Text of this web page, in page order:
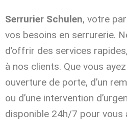
Serrurier Schulen, votre
vos besoins en serrurerie.
d’offrir des services
à nos clients. Que vous
ouverture de porte, d’un
ou d’une intervention
disponible 24h/7 pour vous